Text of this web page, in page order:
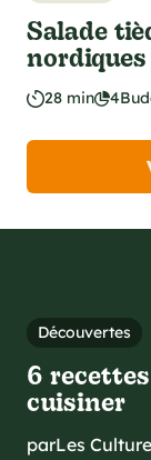
Salade
nordiques
28 min 4
Découvertes
6
cuisiner
parLes